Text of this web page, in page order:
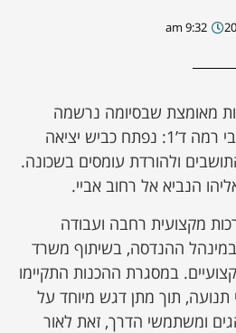
9:32 am
מאומצת שבסיומה נרשמה
בשורה משמעותית לתושבי רמה ד’1: נפתח כביש יציאה
ולהורדת עומסים בשכונה.
הנביא אל רחוב אביי.
מקצועית רחבה ועבודה
ההנדסה, בשיתוף משרד
במסגרת ההכנות התקיימו
תנועה, תוך מתן דגש מיוחד על
ומשתמשי הדרך, זאת לאור